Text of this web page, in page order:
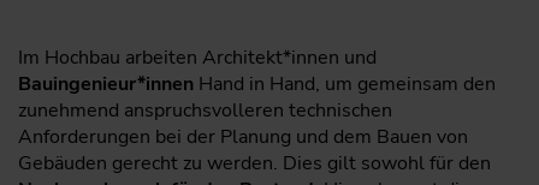
Im Hochbau arbeiten Architekt*innen und
Bauingenieur*innen Hand in Hand, um gemeinsam den
zunehmend anspruchsvolleren technischen
Anforderungen bei der Planung und dem Bauen von
Gebäuden gerecht zu werden. Dies gilt sowohl für den